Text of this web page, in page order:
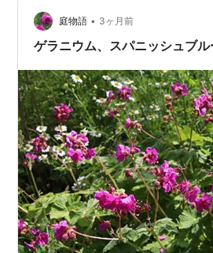
庭物語 • 3ヶ月前
ゲラニウム、スパニッシュブ